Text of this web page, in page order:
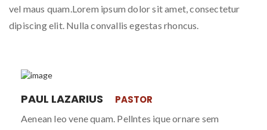
vel maus quam.Lorem ipsum dolor sit amet, consectetur
dipiscing elit. Nulla convallis egestas rhoncus.
PAUL LAZARIUS PASTOR
Aenean leo vene quam. Pellntes ique ornare sem